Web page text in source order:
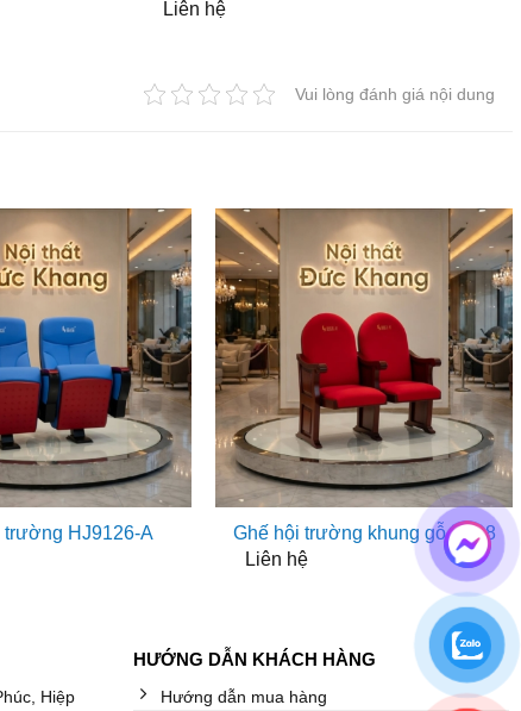
Liên hệ
Vui lòng đánh giá nội dung
trường HJ9126-A
Ghế hội trường khung gỗ HJ98
Liên hệ
Hiệp
HƯỚNG DẪN KHÁCH HÀNG
Hướng dẫn mua hàng